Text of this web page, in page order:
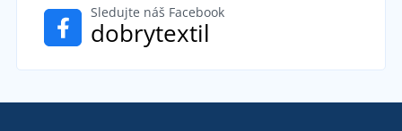
Sledujte náš Facebook
dobrytextil